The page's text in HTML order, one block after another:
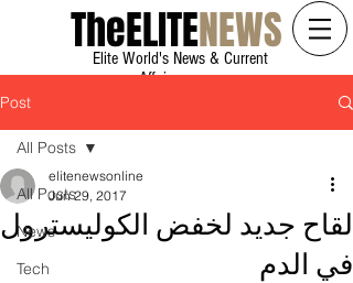
TheELITENEWS
Elite World's News & Current
Affairs
Post
All Posts
News
Tech
All Posts
لقاح جديد لخفض الكوليسترول
في الدم
elitenewsonline
Jun 29, 2017